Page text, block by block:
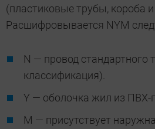
(пластиковые трубы, короба и
Расшифровывается NYM
N — провод стандартного
классификация).
Y — оболочка жил из ПВХ-
М — присутствует